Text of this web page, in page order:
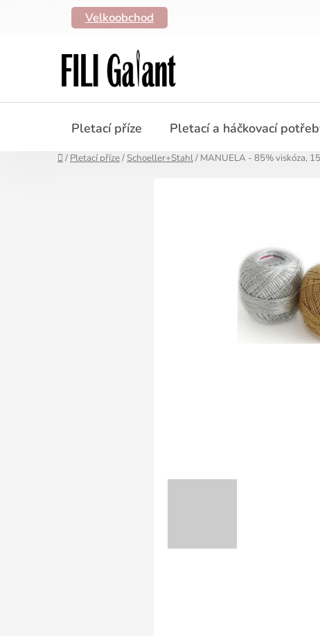
Velkoobchod
Pletací příze Pletací a háčkovací
Domů
/ Pletací příze/ Schoeller+Stahl/ MANUELA - 85% viskóza,